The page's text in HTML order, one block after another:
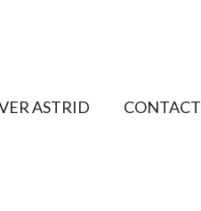
ASTRID CONTACT